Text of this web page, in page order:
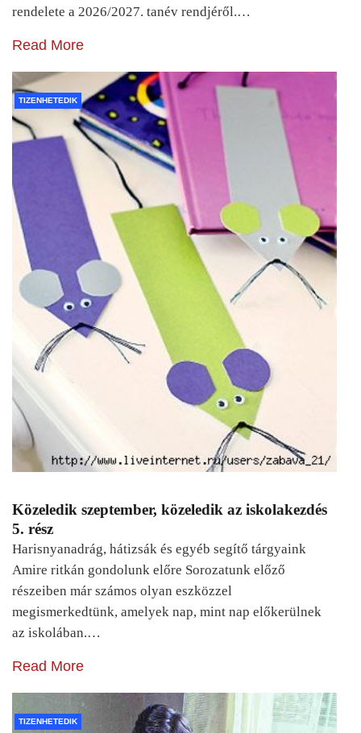
rendelete a 2026/2027. tanév rendjéről.…
Read More
TIZENHETEDIK
Közeledik szeptember, közeledik az iskolakezdés
5. rész
Harisnyanadrág, hátizsák és egyéb segítő tárgyaink
Amire ritkán gondolunk előre Sorozatunk előző
részeiben már számos olyan eszközzel
megismerkedtünk, amelyek nap, mint nap előkerülnek
az iskolában.…
Read More
TIZENHETEDIK